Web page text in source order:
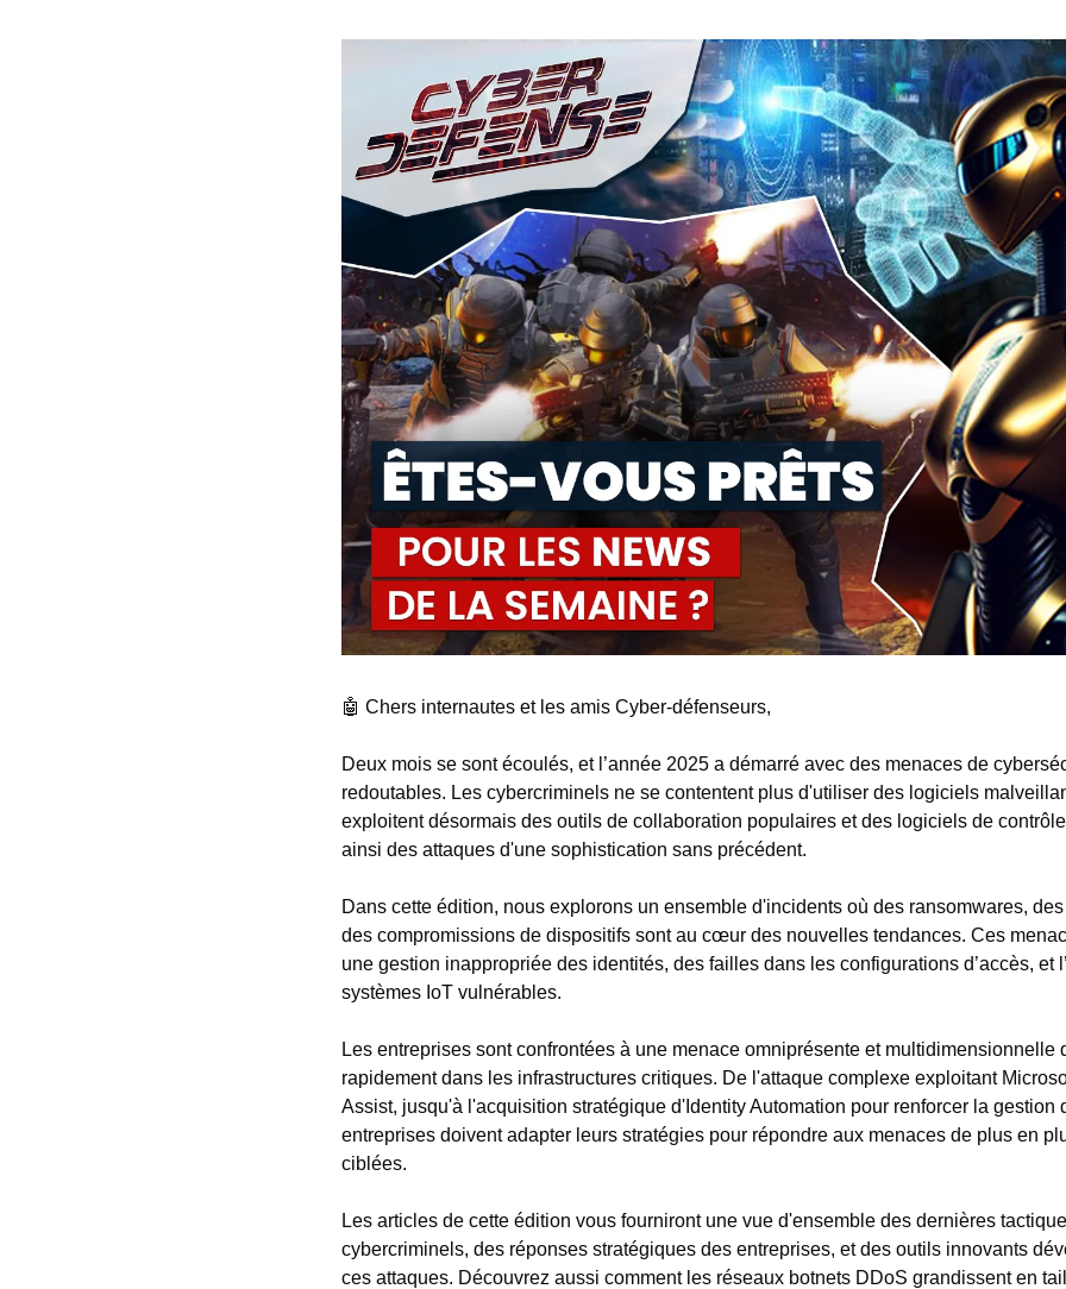
🤖 ​ Chers internautes et les amis Cyber-défenseurs,
Deux mois se sont écoulés, et l’année 2025 a démarré avec des menaces de
redoutables. Les cybercriminels ne se contentent plus d'utiliser des logiciels
exploitent désormais des outils de collaboration populaires et des logiciels de
ainsi des attaques d'une sophistication sans précédent.
Dans cette édition, nous explorons un ensemble d'incidents où des ransomwares,
des compromissions de dispositifs sont au cœur des nouvelles tendances. Ces
une gestion inappropriée des identités, des failles dans les configurations d’accès, et
systèmes IoT vulnérables.
Les entreprises sont confrontées à une menace omniprésente et multidimensionnelle
rapidement dans les infrastructures critiques. De l'attaque complexe exploitant
Assist, jusqu'à l'acquisition stratégique d'Identity Automation pour renforcer la gestion
entreprises doivent adapter leurs stratégies pour répondre aux menaces de plus en
ciblées.
Les articles de cette édition vous fourniront une vue d'ensemble des dernières
cybercriminels, des réponses stratégiques des entreprises, et des outils innovants
ces attaques. Découvrez aussi comment les réseaux botnets DDoS grandissent en